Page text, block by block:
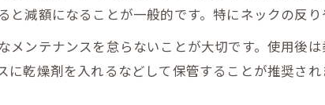
エレキギター回収時
買取から回収までの
出張回収サービス利
と減額になることが一般的です。特にネックの反
メンテナンスを怠らないことが大切です。使用後
に乾燥剤を入れるなどして保管することが推奨さ